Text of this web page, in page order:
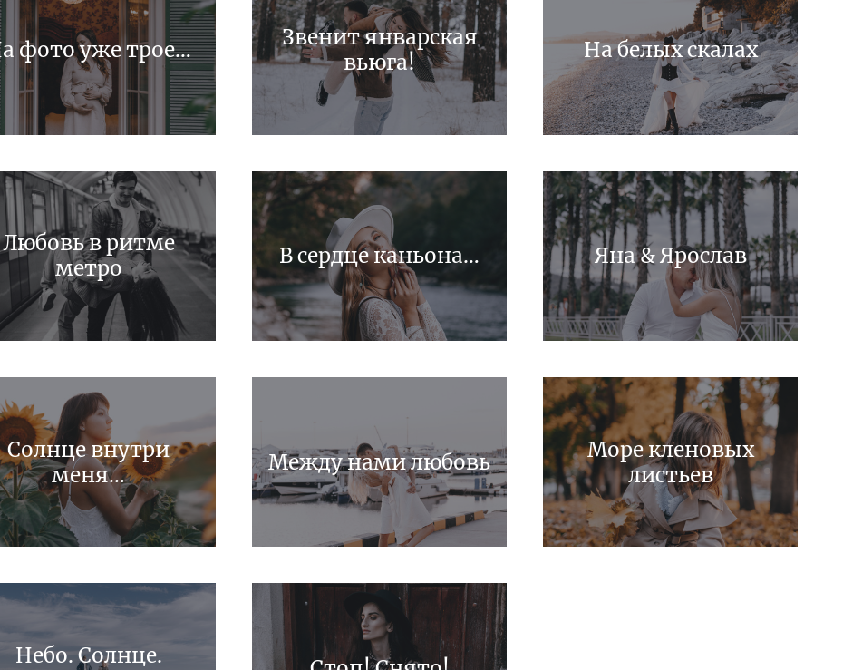
фото уже трое…
Звенит январская
вьюга!
На белых скалах
Любовь в ритме
метро
В сердце каньона… Яна & Ярослав
Солнце внутри
меня…
Между нами любовь
Море кленовых
листьев
Небо. Солнце.